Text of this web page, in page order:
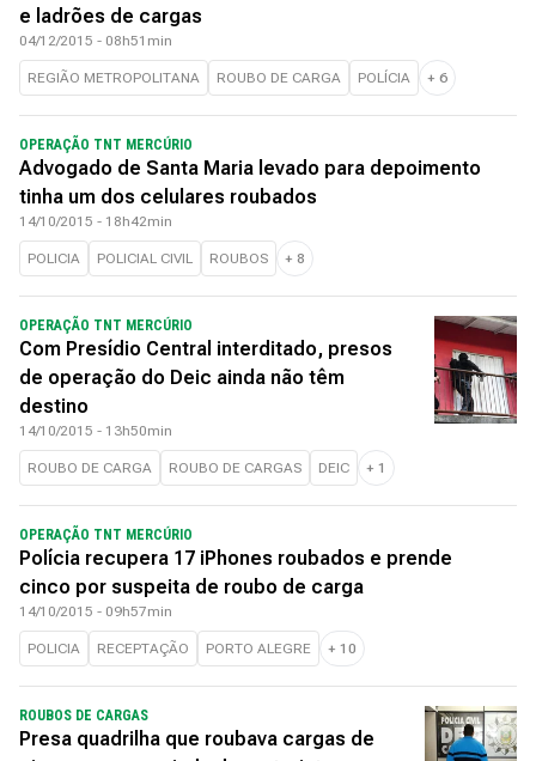
e ladrões de cargas
04/12/2015 - 08h51min
REGIÃO METROPOLITANA ROUBO DE CARGA POLÍCIA + 6
OPERAÇÃO TNT MERCÚRIO
Advogado de Santa Maria levado para depoimento
tinha um dos celulares roubados
14/10/2015 - 18h42min
POLICIA POLICIAL CIVIL ROUBOS + 8
OPERAÇÃO TNT MERCÚRIO
Com Presídio Central interditado, presos
de operação do Deic ainda não têm
destino
14/10/2015 - 13h50min
ROUBO DE CARGA ROUBO DE CARGAS DEIC + 1
OPERAÇÃO TNT MERCÚRIO
Polícia recupera 17 iPhones roubados e prende
cinco por suspeita de roubo de carga
14/10/2015 - 09h57min
POLICIA RECEPTAÇÃO PORTO ALEGRE + 10
ROUBOS DE CARGAS
Presa quadrilha que roubava cargas de